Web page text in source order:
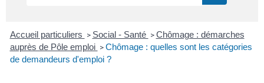
Accueil particuliers > Social - Santé > Chômage : démarches
auprès de Pôle emploi > Chômage : quelles sont les catégories
de demandeurs d'emploi ?